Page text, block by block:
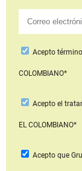
Acepto
COLOMBIANO*
Acepto el
EL COLOMBIANO*
Acepto que